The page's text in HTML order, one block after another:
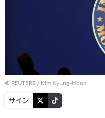
© REUTERS / Kim Kyung-Hoon
サイン